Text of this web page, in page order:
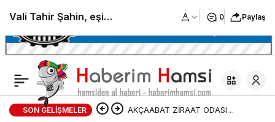
SON GELIŞMELER AKÇAABAT ZİRAAT ODASI
Vali Tahir Şahin, eşi
Cansel Şahin Köşk
Huzurevini ziyaret etti
0 Paylaş